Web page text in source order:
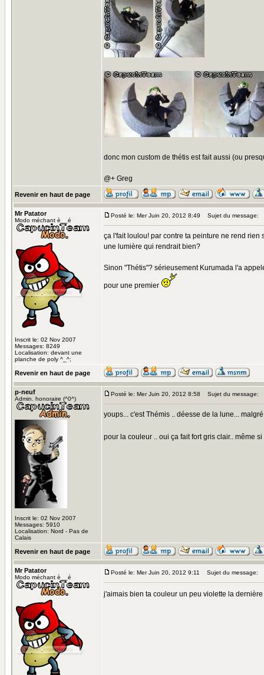
donc mon custom de thétis est fait aussi (ou
@+ Greg
Revenir en haut de page
Mr Patator
Modo méchant è__é
Inscrit le: 02 Nov 2007
Messages: 8249
Localisation: devant une
planche de poly ^_^;
Posté le: Mer Juin 20, 2012 8:49 Sujet du message:
ça l'fait loulou! par contre ta peinture ne rend rien
une lumière qui rendrait bien?
Sinon "Thétis"? sérieusement Kurumada l'a
pour une premier
Revenir en haut de page
p-neuf
Admin. honoraire (^0^)
Inscrit le: 02 Nov 2007
Messages: 5910
Localisation: Nord - Pas de
Calais
Posté le: Mer Juin 20, 2012 8:58 Sujet du message:
youps... c'est Thémis .. déesse de la lune...
pour la couleur .. oui ça fait fort gris clair.. même
Revenir en haut de page
Mr Patator
Modo méchant è__é
Posté le: Mer Juin 20, 2012 9:11 Sujet du message:
j'aimais bien ta couleur un peu violette la